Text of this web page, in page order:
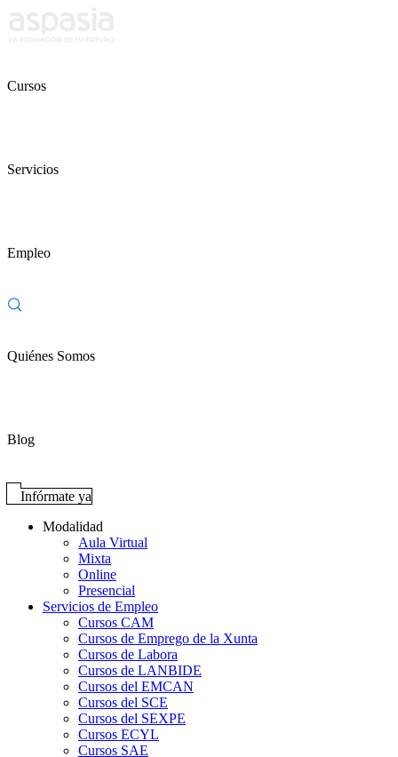
Cursos
Servicios
Empleo
Quiénes Somos
Blog
Infórmate ya
Modalidad
Aula Virtual
Mixta
Online
Presencial
Servicios de Empleo
Cursos CAM
Cursos de Emprego de la Xunta
Cursos de Labora
Cursos de LANBIDE
Cursos del EMCAN
Cursos del SCE
Cursos del SEXPE
Cursos ECYL
Cursos SAE